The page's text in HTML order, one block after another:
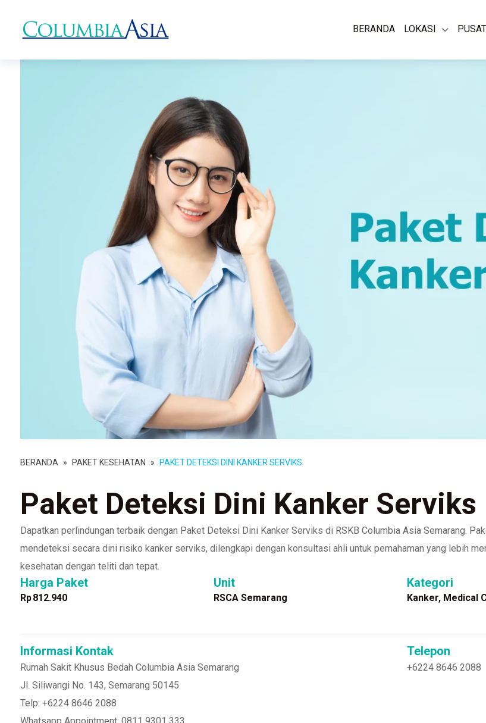
BERANDA LOKASI
BERANDA » PAKET KESEHATAN » PAKET DETEKSI DINI KANKER SERVIKS
Paket Deteksi Dini Kanker Serviks
Dapatkan perlindungan terbaik dengan Paket Deteksi Dini Kanker Serviks di RSKB Columbia Asia Semarang.
mendeteksi secara dini risiko kanker serviks, dilengkapi dengan konsultasi ahli untuk pemahaman yang lebih
kesehatan dengan teliti dan tepat.
Harga Paket
Rp812.940
Unit
RSCA Semarang
Kategori
Kanker, Medical
Informasi Kontak
Rumah Sakit Khusus Bedah Columbia Asia Semarang
Jl. Siliwangi No. 143, Semarang 50145
Telp: +6224 8646 2088
Telepon
+6224 8646 2088